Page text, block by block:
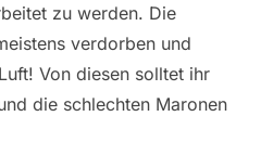
zu werden. Die
verdorben und
Von diesen solltet ihr
die schlechten Maronen